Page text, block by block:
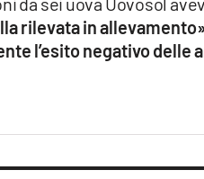
rilevata in
l’esito negativo delle